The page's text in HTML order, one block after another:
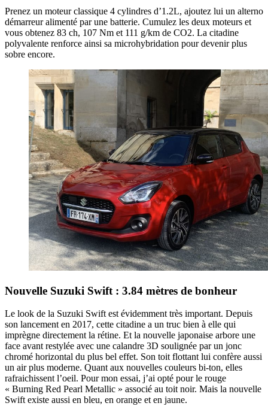
Prenez un moteur classique 4 cylindres d’1.2L, ajoutez lui un alterno
démarreur alimenté par une batterie. Cumulez les deux moteurs et
vous obtenez 83 ch, 107 Nm et 111 g/km de CO2. La citadine
polyvalente renforce ainsi sa microhybridation pour devenir plus
sobre encore.
Nouvelle Suzuki Swift : 3.84 mètres de bonheur
Le look de la Suzuki Swift est évidemment très important. Depuis
son lancement en 2017, cette citadine a un truc bien à elle qui
imprègne directement la rétine. Et la nouvelle japonaise arbore une
face avant restylée avec une calandre 3D soulignée par un jonc
chromé horizontal du plus bel effet. Son toit flottant lui confère aussi
un air plus moderne. Quant aux nouvelles couleurs bi-ton, elles
rafraichissent l’oeil. Pour mon essai, j’ai opté pour le rouge
« Burning Red Pearl Metallic » associé au toit noir. Mais la nouvelle
Swift existe aussi en bleu, en orange et en jaune.